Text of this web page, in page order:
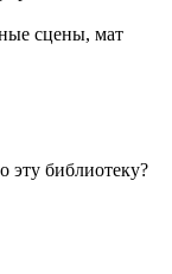
сцены, мат
эту библиотеку?